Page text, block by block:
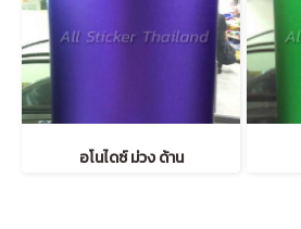
อโนไดซ์ ม่วง ด้าน